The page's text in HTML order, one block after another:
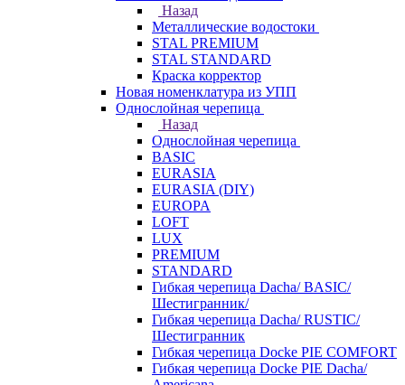
Назад
Металлические водостоки
STAL PREMIUM
STAL STANDARD
Краска корректор
Новая номенклатура из УПП
Однослойная черепица
Назад
Однослойная черепица
BASIC
EURASIA
EURASIA (DIY)
EUROPA
LOFT
LUX
PREMIUM
STANDARD
Гибкая черепица Dacha/ BASIC/
Шестигранник/
Гибкая черепица Dacha/ RUSTIC/
Шестигранник
Гибкая черепица Docke PIE COMFORT
Гибкая черепица Docke PIE Dacha/